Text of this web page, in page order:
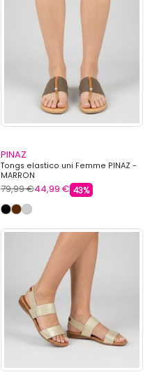
PINAZ
Tongs elastico uni Femme PINAZ -
MARRON
79,99 €44,99 € 43%